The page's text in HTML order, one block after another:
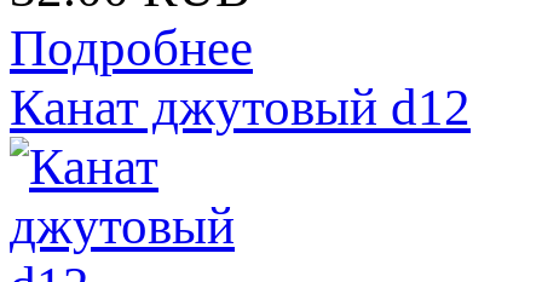
Подробнее
Канат джутовый d12